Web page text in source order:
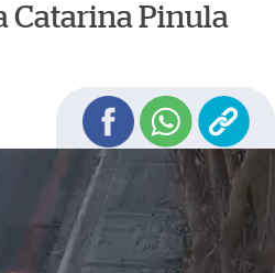
Catarina Pinula